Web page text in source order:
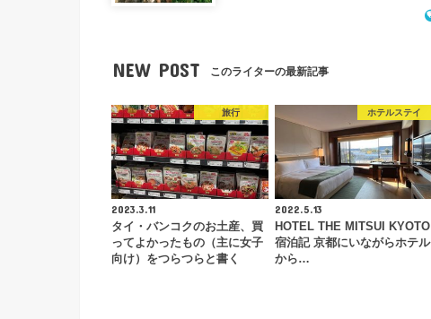
NEW POST このライターの最新記事
旅行
2023.3.11
タイ・バンコクのお土産、買
ってよかったもの（主に女子
向け）をつらつらと書く
ホテルステイ
2022.5.13
HOTEL THE MITSUI KYOTO
宿泊記 京都にいながらホテル
から…